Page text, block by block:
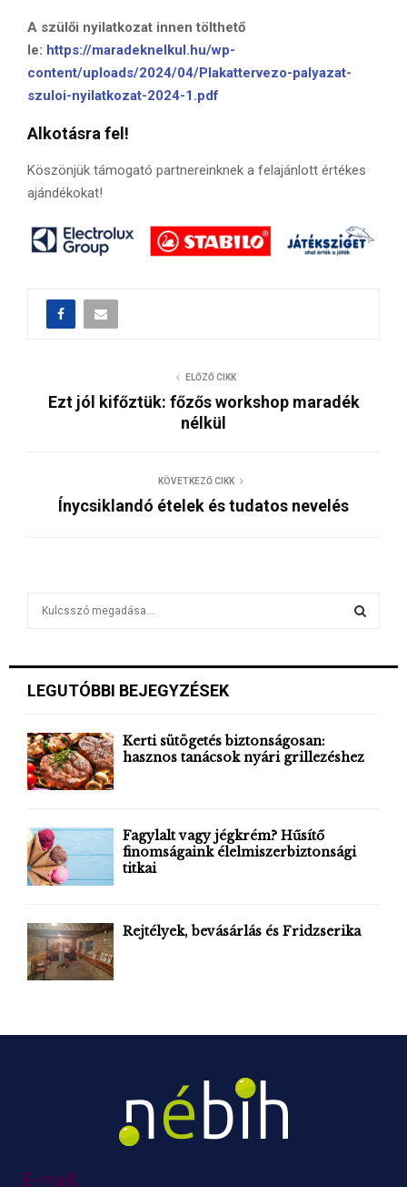
A szülői nyilatkozat innen tölthető
le: https://maradeknelkul.hu/wp-
content/uploads/2024/04/Plakattervezo-palyazat-
szuloi-nyilatkozat-2024-1.pdf
Alkotásra fel!
Köszönjük támogató partnereinknek a felajánlott értékes
ajándékokat!
ELŐZŐ CIKK
Ezt jól kifőztük: főzős workshop maradék
nélkül
KÖVETKEZŐ CIKK
Ínycsiklandó ételek és tudatos nevelés
h
o
r
:
R
LEGUTÓBBI BEJEGYZÉSEK
Kerti sütögetés biztonságosan:
hasznos tanácsok nyári grillezéshez
Fagylalt vagy jégkrém? Hűsítő
finomságaink élelmiszerbiztonsági
titkai
Rejtélyek, bevásárlás és Fridzserika
E-mail: